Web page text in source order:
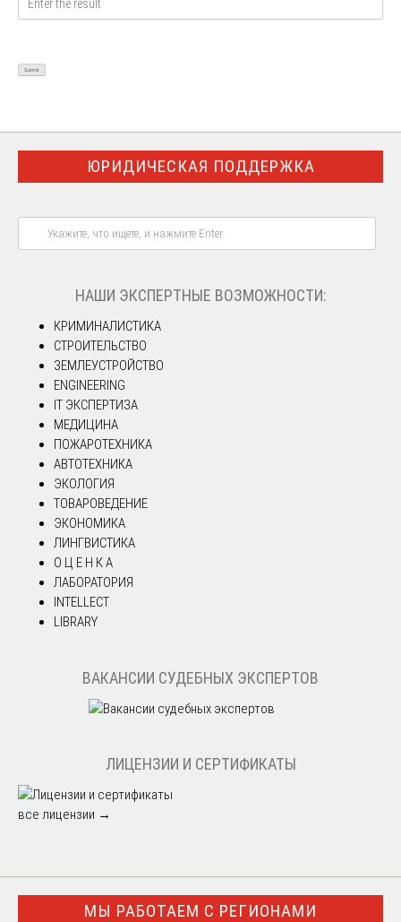
ЮРИДИЧЕСКАЯ ПОДДЕРЖКА
НАШИ ЭКСПЕРТНЫЕ ВОЗМОЖНОСТИ:
КРИМИНАЛИСТИКА
СТРОИТЕЛЬСТВО
ЗЕМЛЕУСТРОЙСТВО
ENGINEERING
IT ЭКСПЕРТИЗА
МЕДИЦИНА
ПОЖАРОТЕХНИКА
АВТОТЕХНИКА
ЭКОЛОГИЯ
ТОВАРОВЕДЕНИЕ
ЭКОНОМИКА
ЛИНГВИСТИКА
О Ц Е Н К А
ЛАБОРАТОРИЯ
INTELLECT
LIBRARY
ВАКАНСИИ СУДЕБНЫХ ЭКСПЕРТОВ
ЛИЦЕНЗИИ И СЕРТИФИКАТЫ
все лицензии →
МЫ РАБОТАЕМ С РЕГИОНАМИ